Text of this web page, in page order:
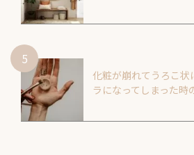
化粧が崩れてうろこ状
ラになってしまった時